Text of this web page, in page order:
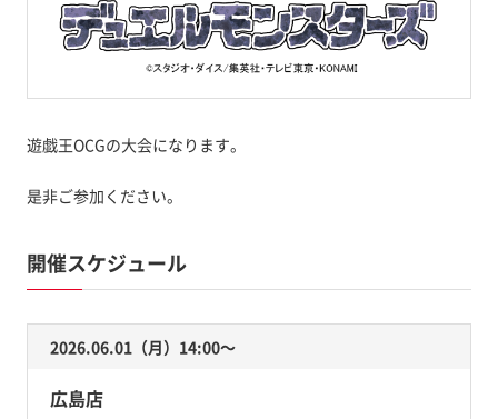
遊戯王OCGの大会になります。
是非ご参加ください。
開催スケジュール
2026.06.01（月）14:00〜
広島店